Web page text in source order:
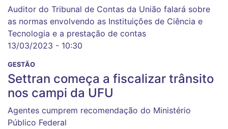
Auditor do Tribunal de Contas da União falará sobre
as normas envolvendo as Instituições de Ciência e
Tecnologia e a prestação de contas
13/03/2023 - 10:30
GESTÃO
Settran começa a fiscalizar trânsito
nos campi da UFU
Agentes cumprem recomendação do Ministério
Público Federal